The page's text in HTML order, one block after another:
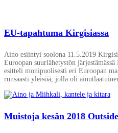
EU-tapahtuma Kirgisiassa
Aino esiintyi soolona 11.5.2019
Euroopan suurlähetystön
esitteli monipuolisesti eri Euroopan
runsaasti yleisöä, jolla oli
Muistoja kesän 2018